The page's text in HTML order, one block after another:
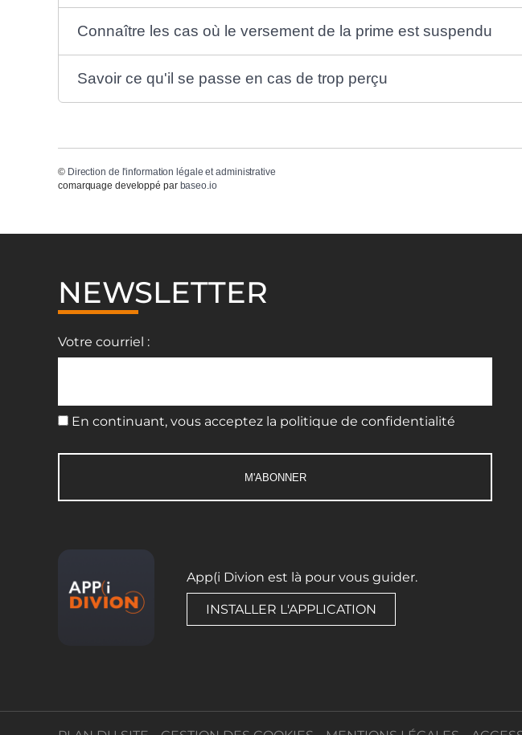
Connaître les cas où le versement de la prime est suspendu
Savoir ce qu'il se passe en cas de trop perçu
© Direction de l'information légale et administrative
comarquage developpé par baseo.io
NEWSLETTER
Votre courriel :
En continuant, vous acceptez la politique de confidentialité
App(i Divion est là pour vous guider.
INSTALLER L'APPLICATION